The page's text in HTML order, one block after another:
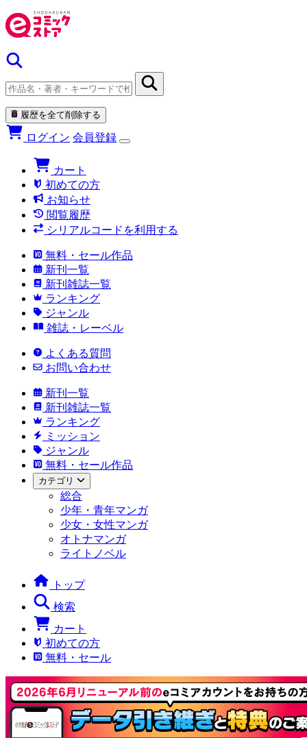
履歴を全て削除する
ログイン 会員登録
カート
初めての方
お知らせ
閲覧履歴
シリアルコードを利用する
無料・セール作品
新刊一覧
新刊雑誌一覧
ランキング
ジャンル
雑誌・レーベル
よくある質問
お問い合わせ
新刊一覧
新刊雑誌一覧
ランキング
ミッション
ジャンル
無料・セール作品
カテゴリ
総合
少年・青年マンガ
少女・女性マンガ
オトナマンガ
ライトノベル
トップ
検索
カート
初めての方
無料・セール